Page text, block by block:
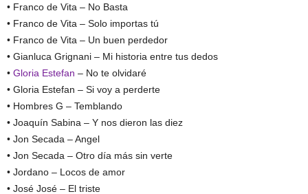
• Franco de Vita – No Basta
• Franco de Vita – Solo importas tú
• Franco de Vita – Un buen perdedor
• Gianluca Grignani – Mi historia entre tus dedos
• Gloria Estefan – No te olvidaré
• Gloria Estefan – Si voy a perderte
• Hombres G – Temblando
• Joaquín Sabina – Y nos dieron las diez
• Jon Secada – Angel
• Jon Secada – Otro día más sin verte
• Jordano – Locos de amor
• José José – El triste